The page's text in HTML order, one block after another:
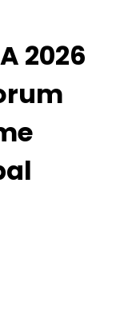
2026